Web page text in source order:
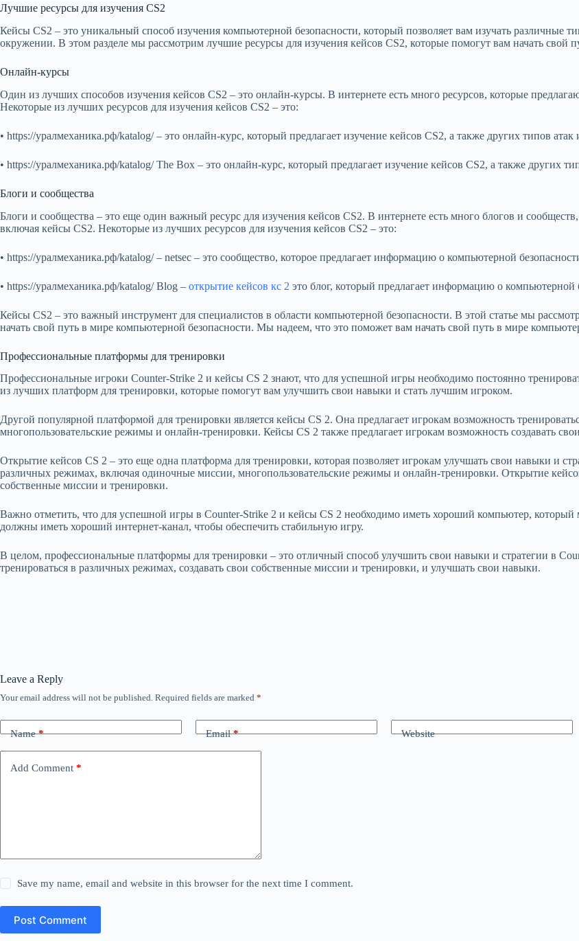
Лучшие ресурсы для изучения CS2
Кейсы CS2 – это уникальный способ изучения компьютерной безопасности, который позволяет вам изучать различные
окружении. В этом разделе мы рассмотрим лучшие ресурсы для изучения кейсов CS2, которые помогут вам начать свой
Онлайн-курсы
Один из лучших способов изучения кейсов CS2 – это онлайн-курсы. В интернете есть много ресурсов, которые
Некоторые из лучших ресурсов для изучения кейсов CS2 – это:
• https://уралмеханика.рф/katalog/ – это онлайн-курс, который предлагает изучение кейсов CS2, а также других типов
• https://уралмеханика.рф/katalog/ The Box – это онлайн-курс, который предлагает изучение кейсов CS2, а также других
Блоги и сообщества
Блоги и сообщества – это еще один важный ресурс для изучения кейсов CS2. В интернете есть много блогов и
включая кейсы CS2. Некоторые из лучших ресурсов для изучения кейсов CS2 – это:
• https://уралмеханика.рф/katalog/ – netsec – это сообщество, которое предлагает информацию о компьютерной
• https://уралмеханика.рф/katalog/ Blog – открытие кейсов кс 2 это блог, который предлагает информацию о компьютерной
Кейсы CS2 – это важный инструмент для специалистов в области компьютерной безопасности. В этой статье мы
начать свой путь в мире компьютерной безопасности. Мы надеем, что это поможет вам начать свой путь в мире
Профессиональные платформы для тренировки
Профессиональные игроки Counter-Strike 2 и кейсы CS 2 знают, что для успешной игры необходимо постоянно
из лучших платформ для тренировки, которые помогут вам улучшить свои навыки и стать лучшим игроком.
Другой популярной платформой для тренировки является кейсы CS 2. Она предлагает игрокам возможность
многопользовательские режимы и онлайн-тренировки. Кейсы CS 2 также предлагает игрокам возможность создавать
Открытие кейсов CS 2 – это еще одна платформа для тренировки, которая позволяет игрокам улучшать свои навыки и
различных режимах, включая одиночные миссии, многопользовательские режимы и онлайн-тренировки. Открытие
собственные миссии и тренировки.
Важно отметить, что для успешной игры в Counter-Strike 2 и кейсы CS 2 необходимо иметь хороший компьютер,
должны иметь хороший интернет-канал, чтобы обеспечить стабильную игру.
В целом, профессиональные платформы для тренировки – это отличный способ улучшить свои навыки и стратегии в
тренироваться в различных режимах, создавать свои собственные миссии и тренировки, и улучшать свои навыки.
Leave a Reply
Your email address will not be published. Required fields are marked *
Name* Email* Website
Add Comment *
Save my name, email and website in this browser for the next time I comment.
Post Comment